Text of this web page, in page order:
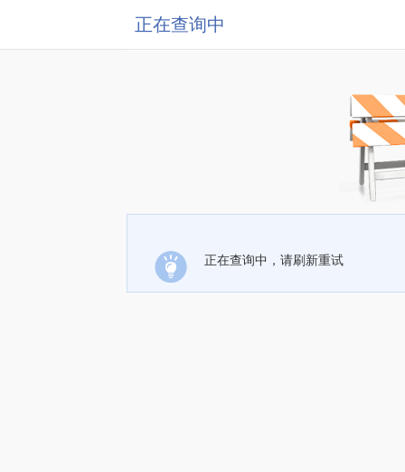
正在查询中
正在查询中，请刷新重试